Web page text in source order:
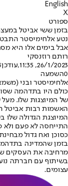
English
X
ספורט
בזמן ששי אביטל
נטע אלחימיסטר
אבל בימים אלו היא
רותם רוזנסקי
26/1/2023, 11:35
,עודכן
0השמעה
אלחימיסטר ובני
כולם היו בתדהמה
של המיוצגות שלו.
האשמות רבות אביטל
המיוצגת הגדולה שלו
התייחסה לא פעם ולא
כסוכן ואח גדול
בזמן שהמדינה
מרחיבה את העסקים
בשיתוף עם חברתה
עצומים.